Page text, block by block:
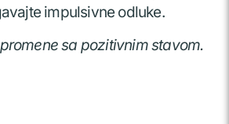
impulsivne odluke.
sa pozitivnim stavom.